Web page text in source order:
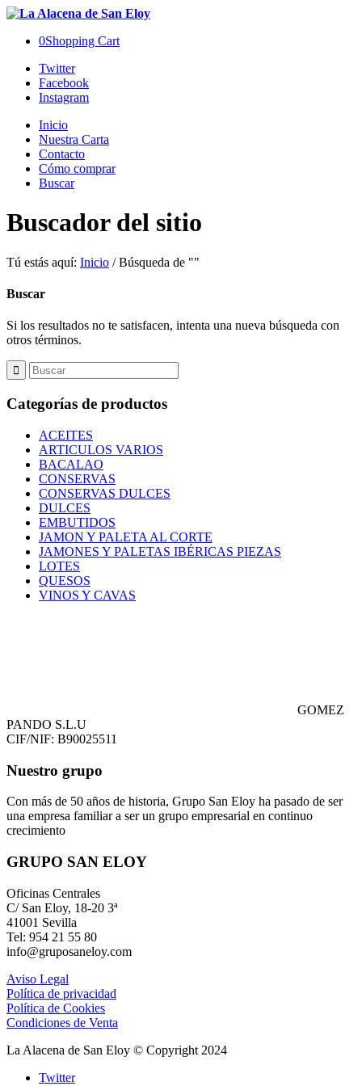
0Shopping Cart
Twitter
Facebook
Instagram
Inicio
Nuestra Carta
Contacto
Cómo comprar
Buscar
Buscador del sitio
Tú estás aquí: Inicio / Búsqueda de ""
Buscar
Si los resultados no te satisfacen, intenta una nueva búsqueda con
otros términos.
Categorías de productos
ACEITES
ARTICULOS VARIOS
BACALAO
CONSERVAS
CONSERVAS DULCES
DULCES
EMBUTIDOS
JAMON Y PALETA AL CORTE
JAMONES Y PALETAS IBÉRICAS PIEZAS
LOTES
QUESOS
VINOS Y CAVAS
GOMEZ
PANDO S.L.U
CIF/NIF: B90025511
Nuestro grupo
Con más de 50 años de historia, Grupo San Eloy ha pasado de ser
una empresa familiar a ser un grupo empresarial en continuo
crecimiento
GRUPO SAN ELOY
Oficinas Centrales
C/ San Eloy, 18-20 3ª
41001 Sevilla
Tel: 954 21 55 80
info@gruposaneloy.com
Aviso Legal
Política de privacidad
Política de Cookies
Condiciones de Venta
La Alacena de San Eloy © Copyright 2024
Twitter